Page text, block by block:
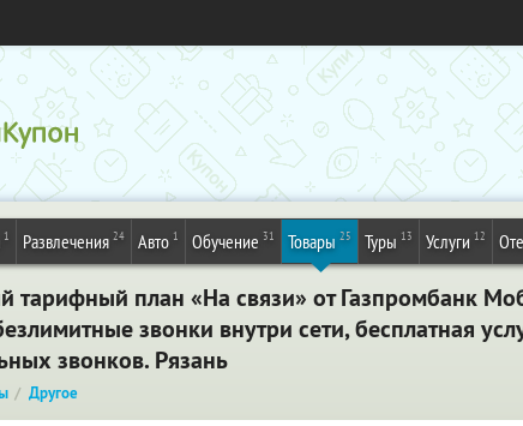
1 Развлечения 24 Авто 1 Обучение 31 Товары 25 Туры 13 Услуги 12
тарифный план «На связи» от Газпромбанк
звонки внутри сети, бесплатная
звонков. Рязань
Другое